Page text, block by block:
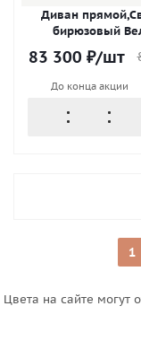
Диван
бирюзовый
83 300 ₽/шт
До конца акции
1
Цвета на сайте могут